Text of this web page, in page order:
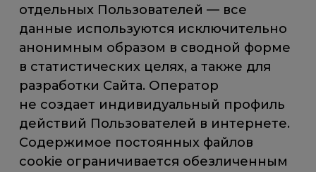
отдельных Пользователей — все
данные используются исключительно
анонимным образом в сводной форме
в статистических целях, а также для
разработки Сайта. Оператор
не создает индивидуальный профиль
действий Пользователей в интернете.
Содержимое постоянных файлов
cookie ограничивается обезличенным